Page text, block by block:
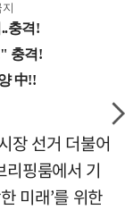
장 선거 더불어
핑룸에서 기
미래’를 위한